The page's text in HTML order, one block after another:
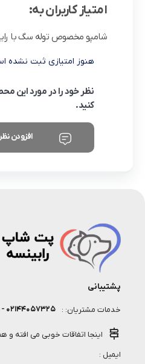
امتیاز کاربران به:
شامپو مخصوص توله سگ با
هنوز امتیازی ثبت نشده
نظر خود را در مورد این
کنید.
افزودن
پشتیبانی
خدمات مشتریان: : ۰۲۱۴۴۰۵۷۳۲۵ - ۰۲۱۹۱۳۰۰۹۸۱
اینجا اتفاقات خوبی می افته
ایمیل :